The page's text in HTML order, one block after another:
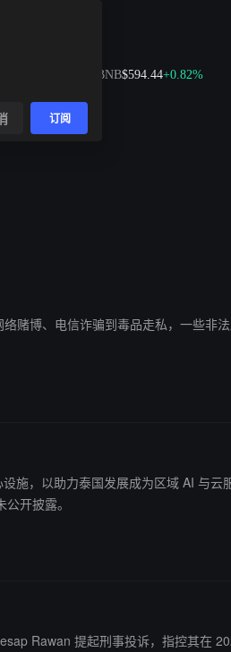
$594.44+0.82%
赌博、电信诈骗到毒品走私，一些非
施，以助力泰国发展成为区域 AI 与云
开披露。
Rawan 提起刑事投诉，指控其在
订阅